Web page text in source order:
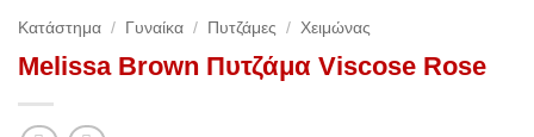
Κατάστημα / Γυναίκα / Πυτζάμες / Χειμώνας
Melissa Brown Πυτζάμα Viscose Rose